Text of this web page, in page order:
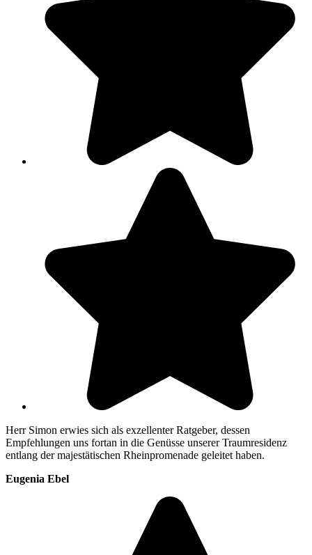
Herr Simon erwies sich als exzellenter Ratgeber, dessen
Empfehlungen uns fortan in die Genüsse unserer Traumresidenz
entlang der majestätischen Rheinpromenade geleitet haben.
Eugenia Ebel